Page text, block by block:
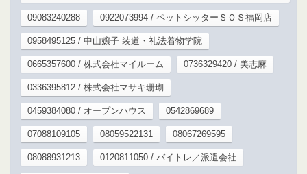
09083240288 0922073994 / ペットシッターＳＯＳ福岡店
0958495125 / 中山孃子 装道・礼法着物学院
0665357600 / 株式会社マイルーム 0736329420 / 美志麻
0336395812 / 株式会社マサキ珊瑚
0459384080 / オープンハウス 0542869689
07088109105 08059522131 08067269595
08088931213 0120811050 / バイトレ／派遣会社